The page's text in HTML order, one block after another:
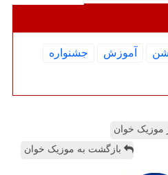
آموزش
جشنواره
موزیک خوان
بازگشت به موزیک خوان